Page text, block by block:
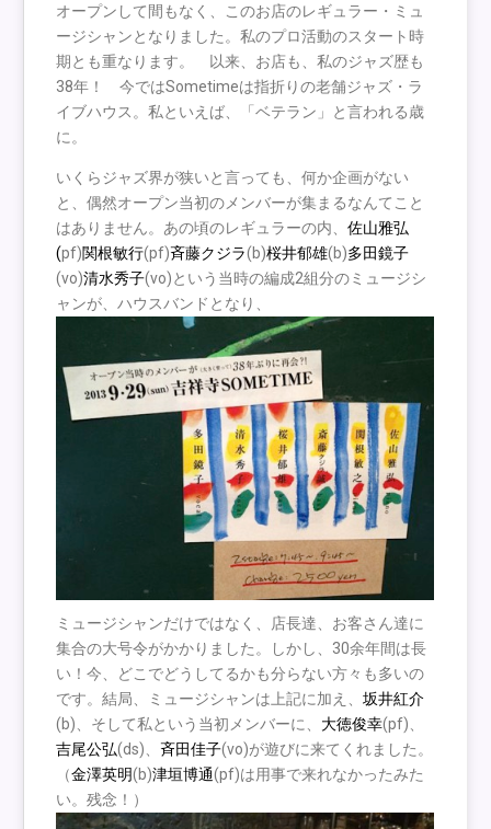
オープンして間もなく、このお店のレギュラー・ミュ
ージシャンとなりました。私のプロ活動のスタート時
期とも重なります。 以来、お店も、私のジャズ歴も
38年！ 今ではSometimeは指折りの老舗ジャズ・ラ
イブハウス。私といえば、「ベテラン」と言われる歳
に。
いくらジャズ界が狭いと言っても、何か企画がない
と、偶然オープン当初のメンバーが集まるなんてこと
はありません。あの頃のレギュラーの内、佐山雅弘
(pf)関根敏行(pf)斉藤クジラ(b)桜井郁雄(b)多田鏡子
(vo)清水秀子(vo)という当時の編成2組分のミュージシ
ャンが、ハウスバンドとなり、
ミュージシャンだけではなく、店長達、お客さん達に
集合の大号令がかかりました。しかし、30余年間は長
い！今、どこでどうしてるかも分らない方々も多いの
です。結局、ミュージシャンは上記に加え、坂井紅介
(b)、そして私という当初メンバーに、 大徳俊幸(pf)、
吉尾公弘(ds)、斉田佳子(vo)が遊びに来てくれました。
（金澤英明(b)津垣博通(pf)は用事で来れなかったみた
い。残念！）